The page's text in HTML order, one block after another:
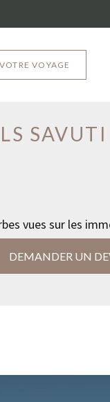
VOYAGE
SAVUTI
vues sur les
DEMANDER UN